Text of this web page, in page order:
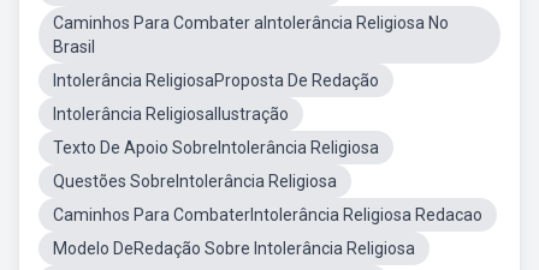
Caminhos Para Combater aIntolerância Religiosa No
Brasil
Intolerância ReligiosaProposta De Redação
Intolerância ReligiosaIlustração
Texto De Apoio SobreIntolerância Religiosa
Questões SobreIntolerância Religiosa
Caminhos Para CombaterIntolerância Religiosa Redacao
Modelo DeRedação Sobre Intolerância Religiosa